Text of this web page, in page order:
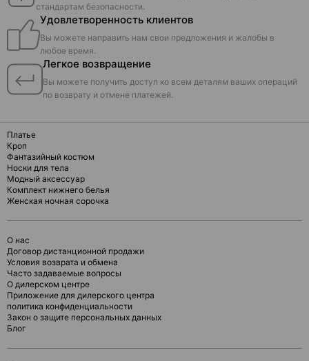
стандартам безопасности.
Удовлетворенность клиентов
Вы можете направить нам свои предложения и жалобы в
любое время.
Легкое возвращение
Вы можете получить доступ ко всем деталям ваших операций
по возврату и отмене платежей.
Платье
Кроп
Фантазийный костюм
Носки для тела
Модный аксессуар
Комплект нижнего белья
Женская ночная сорочка
О нас
Договор дистанционной продажи
Условия возврата и обмена
Часто задаваемые вопросы
О дилерском центре
Приложение для дилерского центра
политика конфиденциальности
Закон о защите персональных данных
Блог